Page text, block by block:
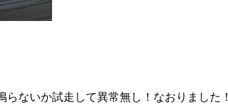
らないか試走して異常無し！なおりました！